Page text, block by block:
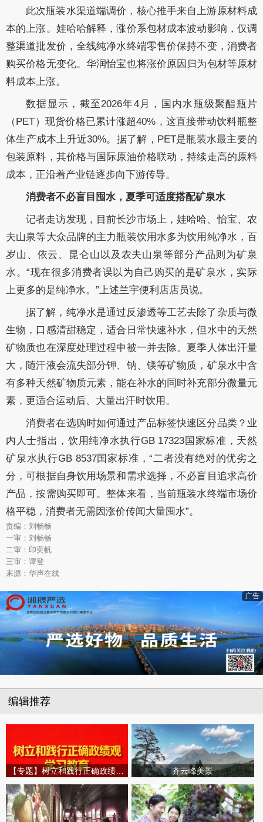
此次瓶装水渠道端调价，核心推手来自上游原材料成
本的上涨。娃哈哈解释，涨价系包材成本波动影响，仅调
整渠道批发价，全线纯净水终端零售价保持不变，消费者
购买价格无变化。华润怡宝也将涨价原因归为包材等原材
料成本上涨。
数据显示，截至2026年4月，国内水瓶级聚酯瓶片
（PET）现货价格已累计涨超40%，这直接带动饮料瓶整
体生产成本上升近30%。据了解，PET是瓶装水最主要的
包装原料，其价格与国际原油价格联动，持续走高的原料
成本，正沿着产业链逐步向下游传导。
消费者不必盲目囤水，夏季可适度搭配矿泉水
记者走访发现，目前长沙市场上，娃哈哈、怡宝、农
夫山泉等大众品牌的主力瓶装饮用水多为饮用纯净水，百
岁山、依云、昆仑山以及农夫山泉等部分产品则为矿泉
水。“现在很多消费者误以为自己购买的是矿泉水，实际
上更多的是纯净水。”上述兰宇便利店店员说。
据了解，纯净水是通过反渗透等工艺去除了杂质与微
生物，口感清甜稳定，适合日常快速补水，但水中的天然
矿物质也在深度处理过程中被一并去除。夏季人体出汗量
大，随汗液会流失部分钾、钠、镁等矿物质，矿泉水中含
有多种天然矿物质元素，能在补水的同时补充部分微量元
素，更适合运动后、大量出汗时饮用。
消费者在选购时如何通过产品标签快速区分品类？业
内人士指出，饮用纯净水执行GB 17323国家标准，天然
矿泉水执行GB 8537国家标准，“二者没有绝对的优劣之
分，可根据自身饮用场景和需求选择，不必盲目追求高价
产品，按需购买即可。整体来看，当前瓶装水终端市场价
格平稳，消费者无需因涨价传闻大量囤水”。
责编：刘畅畅
一审：刘畅畅
二审：印奕帆
三审：谭登
来源：华声在线
广告
编辑推荐
齐云峰美景